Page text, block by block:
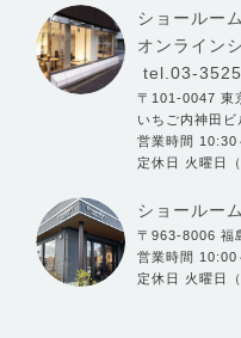
ショールー
オンライン
tel.03-
〒101-0047 東
いちご内神田ビ
営業時間 10:30
定休日 火曜日
ショールー
〒963-8006 福
営業時間 10:00
定休日 火曜日